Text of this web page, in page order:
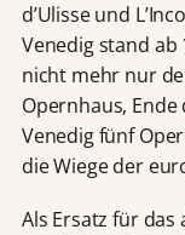
d’Ulisse und
Venedig stand
nicht mehr nur
Opernhaus, Ende
Venedig fünf
die Wiege der
Als Ersatz für